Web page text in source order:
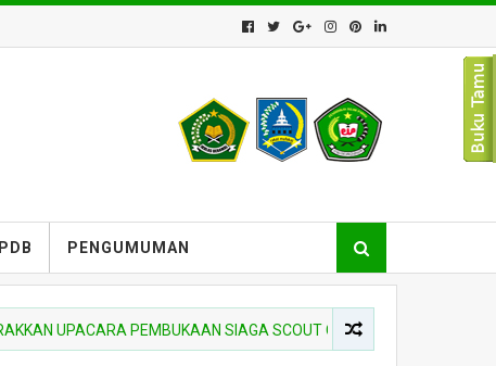
PENGUMUMAN
PEMBUKAAN SIAGA SCOUT COMPETITION DI MTSN 10 HSS